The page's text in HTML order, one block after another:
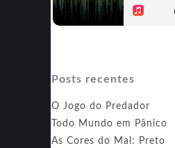
Posts recentes
O Jogo do Predador
Todo Mundo em Pânico
As Cores do Mal: Preto